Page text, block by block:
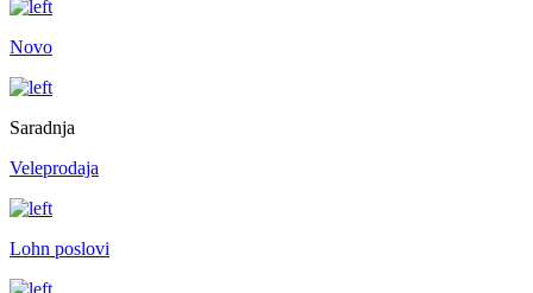
Novo
Saradnja
Veleprodaja
Lohn poslovi